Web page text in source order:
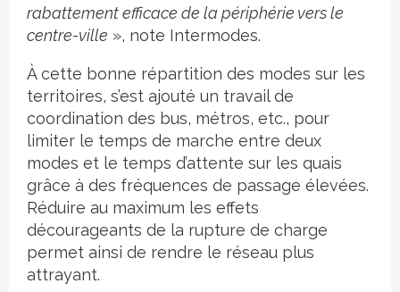
rabattement efficace de la périphérie vers le
centre-ville », note Intermodes.
À cette bonne répartition des modes sur les
territoires, s’est ajouté un travail de
coordination des bus, métros, etc., pour
limiter le temps de marche entre deux
modes et le temps d’attente sur les quais
grâce à des fréquences de passage élevées.
Réduire au maximum les effets
décourageants de la rupture de charge
permet ainsi de rendre le réseau plus
attrayant.